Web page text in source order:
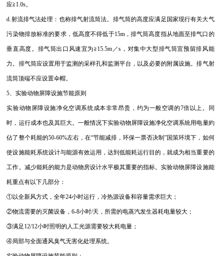
应≧1.0s。
d.射流排气法处理：也称排气射流筒法。排气筒的高度应满足国家现行有关大气
污染物排放标准的要求，低高度不得低于15m，排气筒高度指从地面至排气口的
垂直高度。排气筒出口风速宜为≧15.5m／s，对集中大型排气筒宜预留排风能
力。排气筒应设置用于监测的采样孔和监测平台，以及必要的附属设施。排气射
流筒顶端不应设置伞帽。
5、实验动物屏障设施节能原则
实验动物屏障设施净化空调系统成本非常昂贵，约为一般空调的7倍以上。同
时，运行成本也及其巨大。一般情况下实验动物屏障设施净化空调系統用电量約
佔了整个耗能的50-60%左右，在“节能减排，环保一票否决制”国策环境下，如何
使设施能耗系统设计与能源有效运用，达到低能耗运行目的，就成为相当重要的
工作。减少能耗的能力是动物房设计水平极其重要的指标。实验动物屏障设施能
耗重点有以下几部分：
①以全新风方式，全年24小时运行，冷热源设备和容量需求巨大；
②物流需要的灭菌设备，6-8小时/天，所需的电蒸汽发生器耗电量较大；
③满足12/12小时照明的人工光源需要较大耗电量；
④局部与全面通风臭气无害化处理系统。